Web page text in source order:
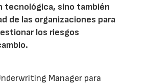
tecnológica, sino también
de las organizaciones para
los riesgos
Manager para